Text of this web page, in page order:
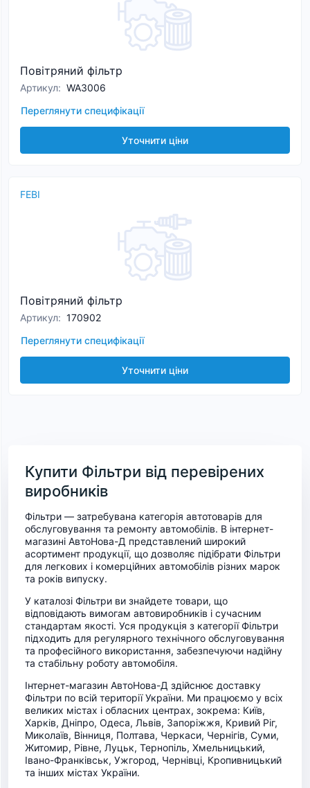
Повітряний фільтр
Артикул: WA3006
Переглянути специфікації
Уточнити ціни
FEBI
Повітряний фільтр
Артикул: 170902
Переглянути специфікації
Уточнити ціни
Купити Фільтри від перевірених
виробників
Фільтри — затребувана категорія автотоварів для
обслуговування та ремонту автомобілів. В інтернет-
магазині АвтоНова-Д представлений широкий
асортимент продукції, що дозволяє підібрати Фільтри
для легкових і комерційних автомобілів різних марок
та років випуску.
У каталозі Фільтри ви знайдете товари, що
відповідають вимогам автовиробників і сучасним
стандартам якості. Уся продукція з категорії Фільтри
підходить для регулярного технічного обслуговування
та професійного використання, забезпечуючи надійну
та стабільну роботу автомобіля.
Інтернет-магазин АвтоНова-Д здійснює доставку
Фільтри по всій території України. Ми працюємо у всіх
великих містах і обласних центрах, зокрема: Київ,
Харків, Дніпро, Одеса, Львів, Запоріжжя, Кривий Ріг,
Миколаїв, Вінниця, Полтава, Черкаси, Чернігів, Суми,
Житомир, Рівне, Луцьк, Тернопіль, Хмельницький,
Івано-Франківськ, Ужгород, Чернівці, Кропивницький
та інших містах України.